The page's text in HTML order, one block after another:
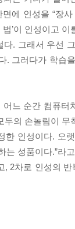
에 인성을 “장
’이 인성이고
. 그래서 우선
그러다가 학습
느 순간 컴퓨
의 손놀림이
인성이다. 오
성품이다.”라
2차로 인성의